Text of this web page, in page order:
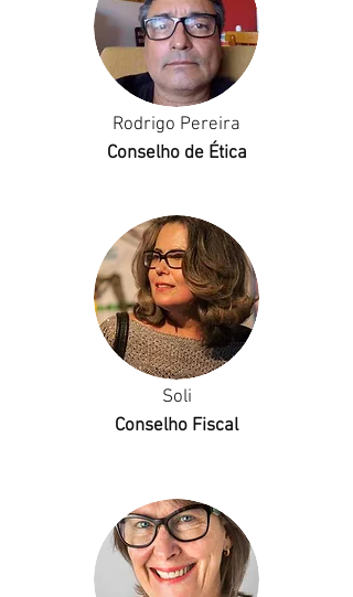
Rodrigo Pereira
Conselho de Ética
Soli
Conselho Fiscal